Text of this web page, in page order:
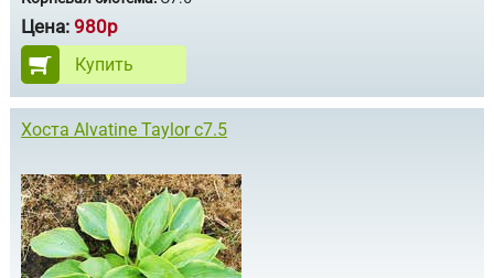
Цена: 980р
Купить
Хоста Alvatine Taylor с7.5